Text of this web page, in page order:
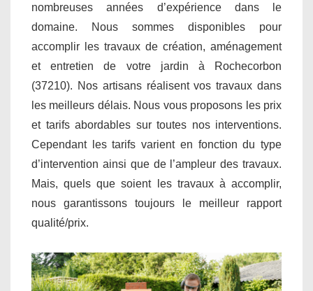
nombreuses années d’expérience dans le
domaine. Nous sommes disponibles pour
accomplir les travaux de création, aménagement
et entretien de votre jardin à Rochecorbon
(37210). Nos artisans réalisent vos travaux dans
les meilleurs délais. Nous vous proposons les prix
et tarifs abordables sur toutes nos interventions.
Cependant les tarifs varient en fonction du type
d’intervention ainsi que de l’ampleur des travaux.
Mais, quels que soient les travaux à accomplir,
nous garantissons toujours le meilleur rapport
qualité/prix.